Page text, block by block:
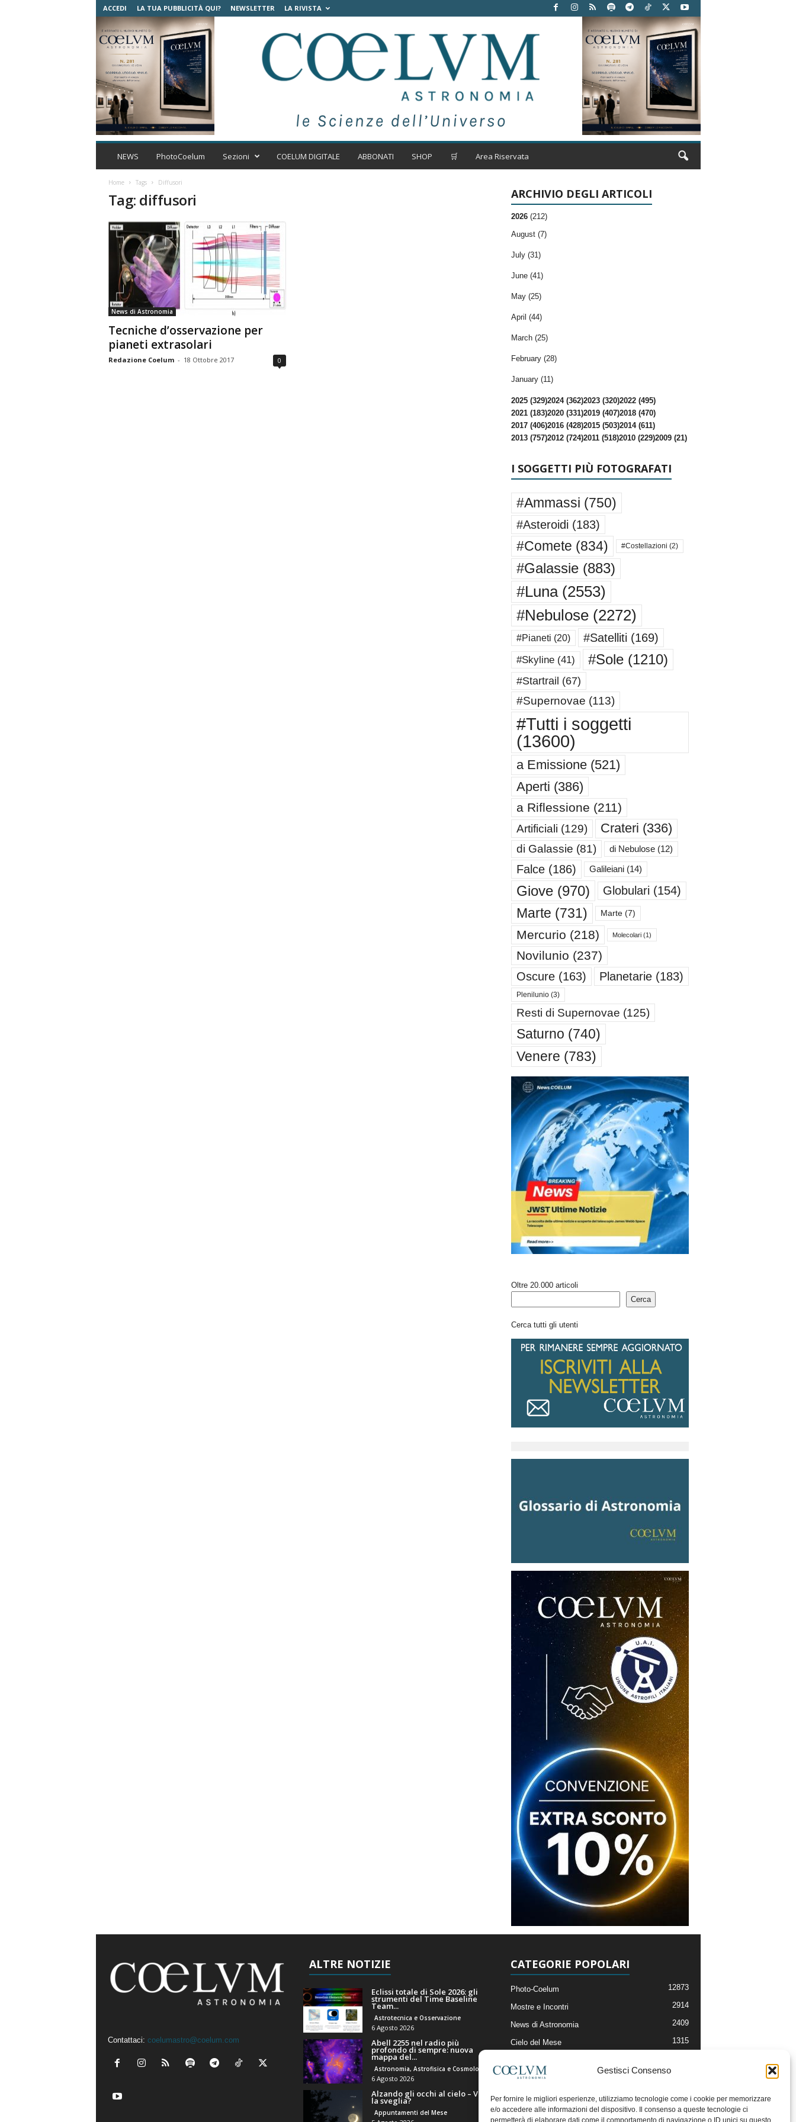
Gestisci Consenso
Per fornire le migliori esperienze, utilizziamo tecnologie come i cookie per memorizzare
e/o accedere alle informazioni del dispositivo. Il consenso a queste tecnologie ci
permetterà di elaborare dati come il comportamento di navigazione o ID unici su questo
ACCEDI LA TUA PUBBLICITÀ QUI? NEWSLETTER LA RIVISTA
C
t
r
o
n
o
m
a
NEWS PhotoCoelum Sezioni COELUM DIGITALE ABBONATI SHOP 🛒 Area Riservata
Home Tags Diffusori
Tag: diffusori
News di Astronomia
Tecniche d’osservazione per
pianeti extrasolari
Redazione Coelum - 18 Ottobre 2017 0
ARCHIVIO DEGLI ARTICOLI
2026 (212)
August (7)
July (31)
June (41)
May (25)
April (44)
March (25)
February (28)
January (11)
2025 (329)2024 (362)2023 (320)2022 (495)
2021 (183)2020 (331)2019 (407)2018 (470)
2017 (406)2016 (428)2015 (503)2014 (611)
2013 (757)2012 (724)2011 (518)2010 (229)2009 (21)
I SOGGETTI PIÙ FOTOGRAFATI
#Ammassi (750)
#Asteroidi (183)
#Comete (834) #Costellazioni (2)
#Galassie(883)
#Luna(2553)
#Nebulose(2272)
#Pianeti (20) #Satelliti (169)
#Skyline(41) #Sole(1210)
#Startrail (67)
#Supernovae (113)
#Tutti i soggetti
(13600)
a Emissione(521)
Aperti (386)
a Riflessione (211)
Artificiali (129) Crateri (336)
di Galassie (81) di Nebulose(12)
Falce(186) Galileiani(14)
Giove(970) Globulari (154)
Marte (731) Marte(7)
Mercurio (218) Molecolari(1)
Novilunio (237)
Oscure(163) Planetarie(183)
Plenilunio(3)
Resti di Supernovae (125)
Saturno (740)
Venere (783)
Oltre 20.000 articoli
Cerca
Cerca tutti gli utenti
Contattaci: coelumastro@coelum.com
ALTRE NOTIZIE
Eclissi totale di Sole 2026: gli
strumenti del Time Baseline
Team...
Astrotecnica e Osservazione
6 Agosto 2026
Abell 2255 nel radio più
profondo di sempre: nuova
mappa del...
Astronomia, Astrofisica e Cosmologia
6 Agosto 2026
Alzando gli occhi al cielo – Vale
la sveglia?
Appuntamenti del Mese
CATEGORIE POPOLARI
Photo-Coelum 12873
Mostre e Incontri 2914
News di Astronomia 2409
Cielo del Mese 1315
Articoli e Risorse On-Line
Il Blog della Redazione